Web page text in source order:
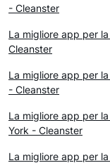
- Cleanster
La migliore app per
Cleanster
La migliore app per
- Cleanster
La migliore app per
York - Cleanster
La migliore app per